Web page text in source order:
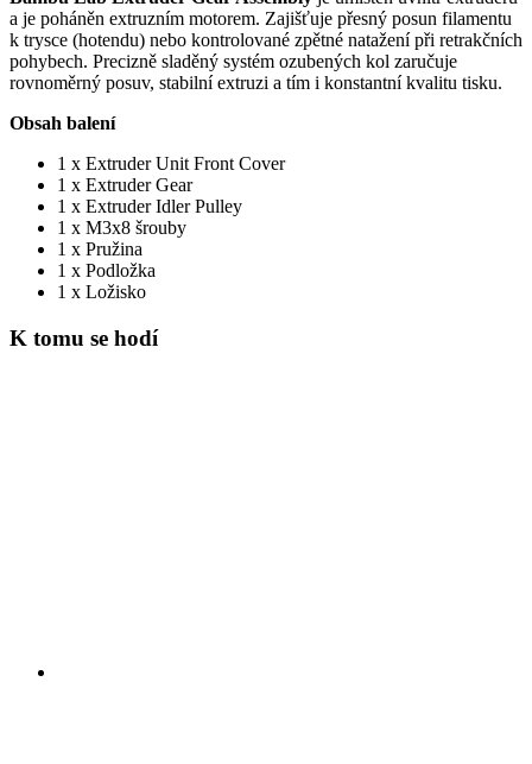
a je poháněn extruzním motorem. Zajišťuje přesný posun filamentu
k trysce (hotendu) nebo kontrolované zpětné natažení při retrakčních
pohybech. Precizně sladěný systém ozubených kol zaručuje
rovnoměrný posuv, stabilní extruzi a tím i konstantní kvalitu tisku.
Obsah balení
1 x Extruder Unit Front Cover
1 x Extruder Gear
1 x Extruder Idler Pulley
1 x M3x8 šrouby
1 x Pružina
1 x Podložka
1 x Ložisko
K tomu se hodí